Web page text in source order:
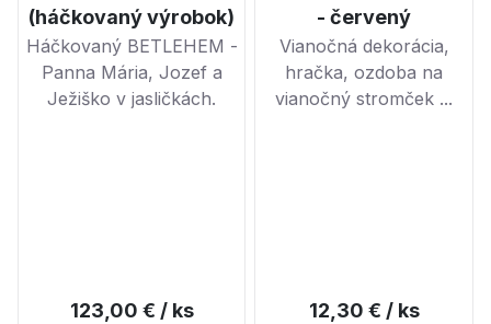
(háčkovaný výrobok)
Háčkovaný BETLEHEM -
Panna Mária, Jozef a
Ježiško v jasličkách.
123,00 € / ks
- červený
Vianočná dekorácia,
hračka, ozdoba na
vianočný stromček ...
12,30 € / ks